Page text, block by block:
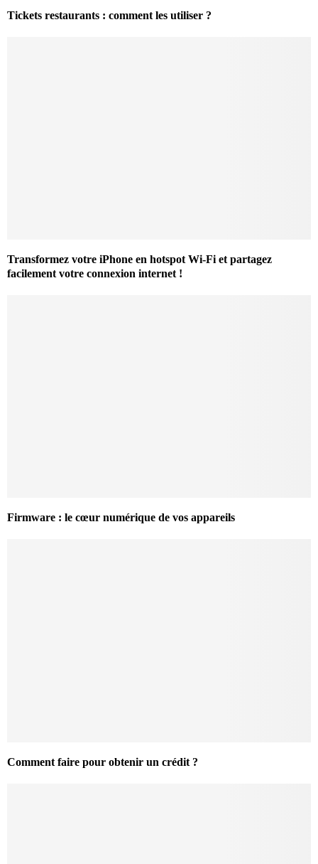
Tickets restaurants : comment les utiliser ?
Transformez votre iPhone en hotspot Wi-Fi et partagez
facilement votre connexion internet !
Firmware : le cœur numérique de vos appareils
Comment faire pour obtenir un crédit ?